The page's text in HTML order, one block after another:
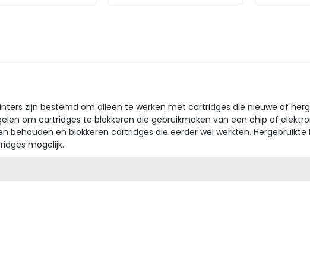
zijn bestemd om alleen te werken met cartridges die nieuwe of
om cartridges te blokkeren die gebruikmaken van een chip of
en blokkeren cartridges die eerder wel werkten.
mogelijk.